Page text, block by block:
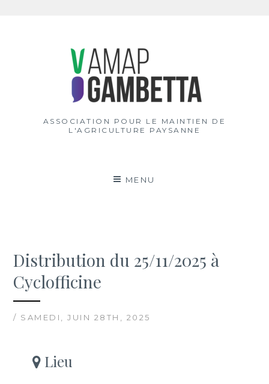
ASSOCIATION POUR LE MAINTIEN DE
L'AGRICULTURE PAYSANNE
MENU
Distribution du 25/11/2025 à
Cyclofficine
/ SAMEDI, JUIN 28TH, 2025
Lieu